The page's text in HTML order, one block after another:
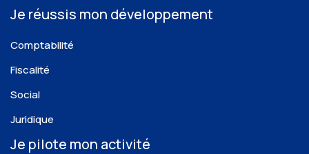
Je réussis mon développement
Comptabilité
Fiscalité
Social
Juridique
Je pilote mon activité